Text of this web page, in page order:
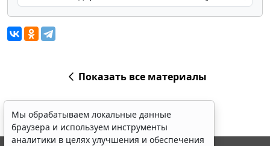
Показать все материалы
Мы обрабатываем локальные данные
браузера и используем инструменты
аналитики в целях улучшения и обеспечения